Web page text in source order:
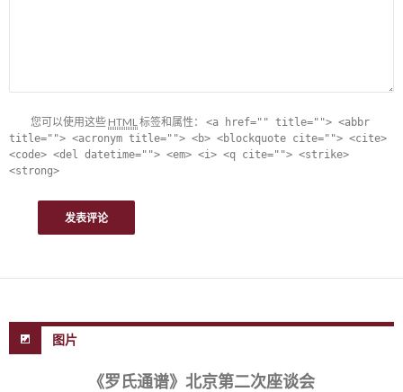
您可以使用这些 HTML标签和属性： <a href="" title=""> <abbr
title=""> <acronym title=""> <b> <blockquote cite=""> <cite>
<code> <del datetime=""> <em> <i> <q cite=""> <strike>
<strong>
图片
《罗氏通谱》北京第二次座谈会